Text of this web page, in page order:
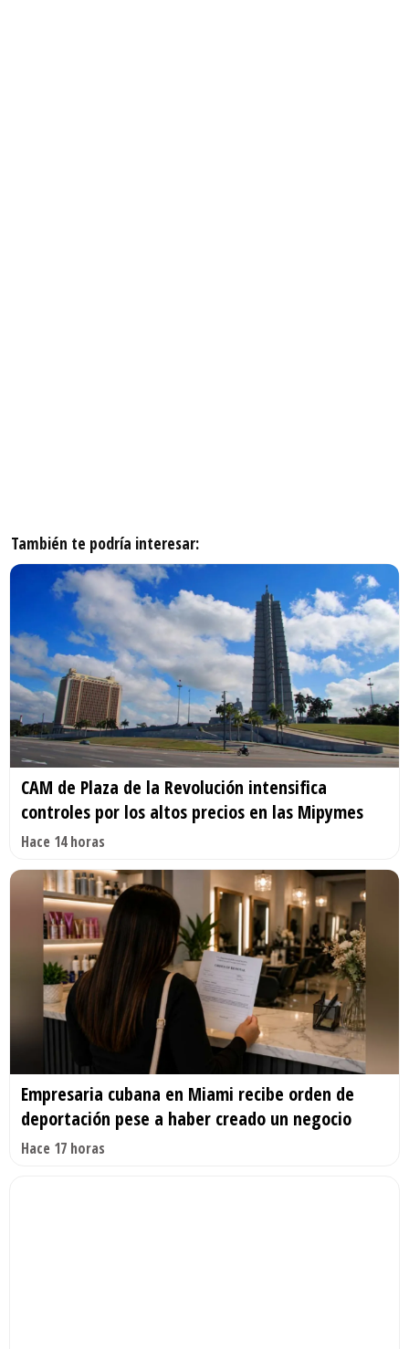
También te podría interesar:
CAM de Plaza de la Revolución intensifica
controles por los altos precios en las Mipymes
Hace 14 horas
Empresaria cubana en Miami recibe orden de
deportación pese a haber creado un negocio
Hace 17 horas